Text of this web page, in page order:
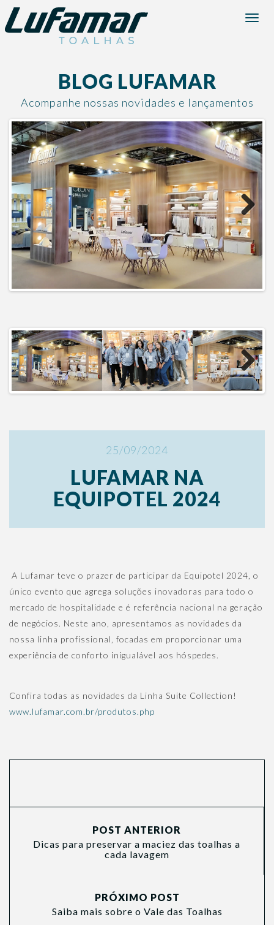
Menu
BLOG LUFAMAR
Acompanhe nossas novidades e lançamentos
Next
Next
25/09/2024
LUFAMAR NA
EQUIPOTEL 2024
A Lufamar teve o prazer de participar da Equipotel 2024, o
único evento que agrega soluções inovadoras para todo o
mercado de hospitalidade e é referência nacional na geração
de negócios. Neste ano, apresentamos as novidades da
nossa linha profissional, focadas em proporcionar uma
experiência de conforto inigualável aos hóspedes.
Confira todas as novidades da Linha Suite Collection!
www.lufamar.com.br/produtos.php
POST ANTERIOR
Dicas para preservar a maciez das toalhas a
cada lavagem
PRÓXIMO POST
Saiba mais sobre o Vale das Toalhas